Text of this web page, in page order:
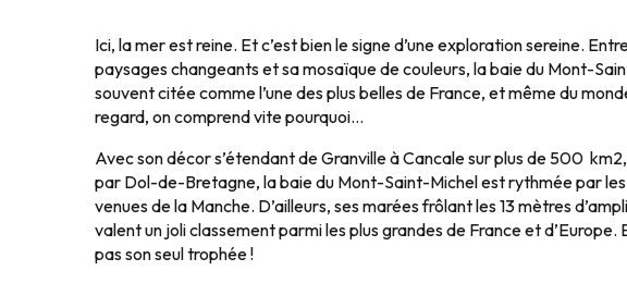
Ici, la mer est reine. Et c’est bien le signe d’une exploration sereine.
paysages changeants et sa mosaïque de couleurs, la baie du Mont-
souvent citée comme l’une des plus belles de France, et même du
regard, on comprend vite pourquoi…
Avec son décor s’étendant de Granville à Cancale sur plus de 500
par Dol-de-Bretagne, la baie du Mont-Saint-Michel est rythmée par
venues de la Manche. D’ailleurs, ses marées frôlant les 13 mètres
valent un joli classement parmi les plus grandes de France et d’Europe.
pas son seul trophée !